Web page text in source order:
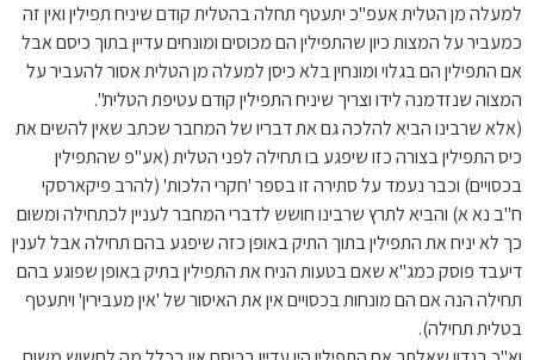
למעלה מן הטלית אעפ"כ יתעטף תחלה בהטלית קודם שיניח תפילין ואין זה
כמעביר על המצות כיון שהתפילין הם מכוסים ומונחים עדיין בתוך כיסם אבל
אם התפילין הם בגלוי ומונחין בלא כיסן למעלה מן הטלית אסור להעביר על
המצוה שנזדמנה לידו וצריך שיניח התפילין קודם עטיפת הטלית".
(אלא שרבינו הביא להלכה גם את דבריו של המחבר שכתב שאין להשים את
כיס התפילין בצורה כזו שיפגע בו תחילה לפני הטלית (אע"פ שהתפילין
בכסויים) וכבר נעמד על סתירה זו בספר 'חקרי הלכות' (להרב פיקארסקי
ח"ב נא א) והביא לתרץ שרבינו חושש לדברי המחבר לעניין לכתחילה ומשום
כך לא יניח את התפילין בתוך התיק באופן כזה שיפגע בהם תחילה אבל לענין
דיעבד פוסק כמג"א שאם בטעות הניח את התפילין בתיק באופן שפוגע בהם
תחילה הנה אם הם מונחות בכסויים אין את האיסור של 'אין מעבירין' ויתעטף
בטלית תחילה).